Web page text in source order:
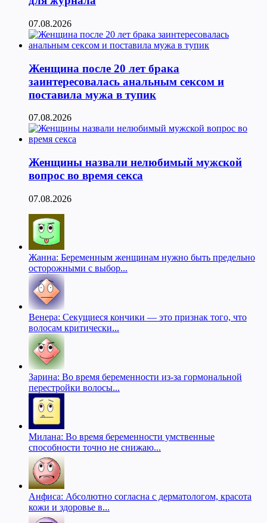
07.08.2026
Женщина после 20 лет брака
заинтересовалась анальным сексом и
поставила мужа в тупик
07.08.2026
Женщины назвали нелюбимый мужской
вопрос во время секса
07.08.2026
Жанна: Беременным женщинам нужно быть предельно
осторожными с выбор...
Венера: Секущиеся кончики — это признак того, что
волосам критически...
Зарина: Во время беременности из-за гормональной
перестройки волосы...
Милана: Во время беременности умственные
способности точно не снижаю...
Анфиса: Абсолютно согласна с дерматологом, красота
кожи и здоровье в...